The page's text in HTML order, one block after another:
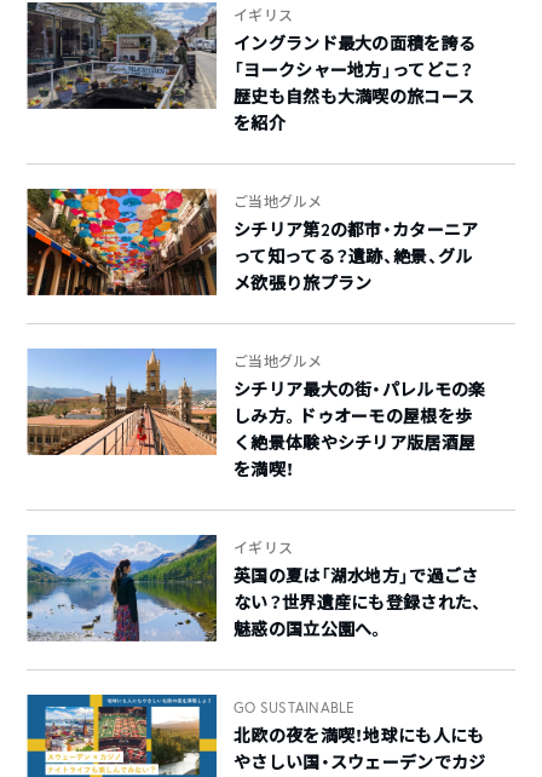
イギリス
イングランド最大の面積を誇る
「ヨークシャー地方」ってどこ？
歴史も自然も大満喫の旅コース
を紹介
ご当地グルメ
シチリア第2の都市・カターニア
って知ってる？遺跡、絶景、グル
メ欲張り旅プラン
ご当地グルメ
シチリア最大の街・パレルモの楽
しみ方。ドゥオーモの屋根を歩
く絶景体験やシチリア版居酒屋
を満喫！
イギリス
英国の夏は「湖水地方」で過ごさ
ない？世界遺産にも登録された、
魅惑の国立公園へ。
GO SUSTAINABLE
北欧の夜を満喫！地球にも人にも
やさしい国・スウェーデンでカジ